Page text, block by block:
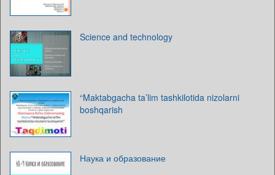
Science and technology
“Maktabgacha ta’lim tashkilotida nizolarni
boshqarish
Наука и образование